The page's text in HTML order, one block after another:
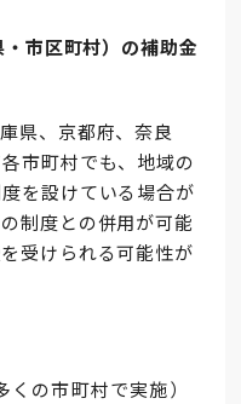
市区町村）の補助金
県、京都府、奈良
市町村でも、地域の
を設けている場合が
制度との併用が可能
受けられる可能性が
の市町村で実施）